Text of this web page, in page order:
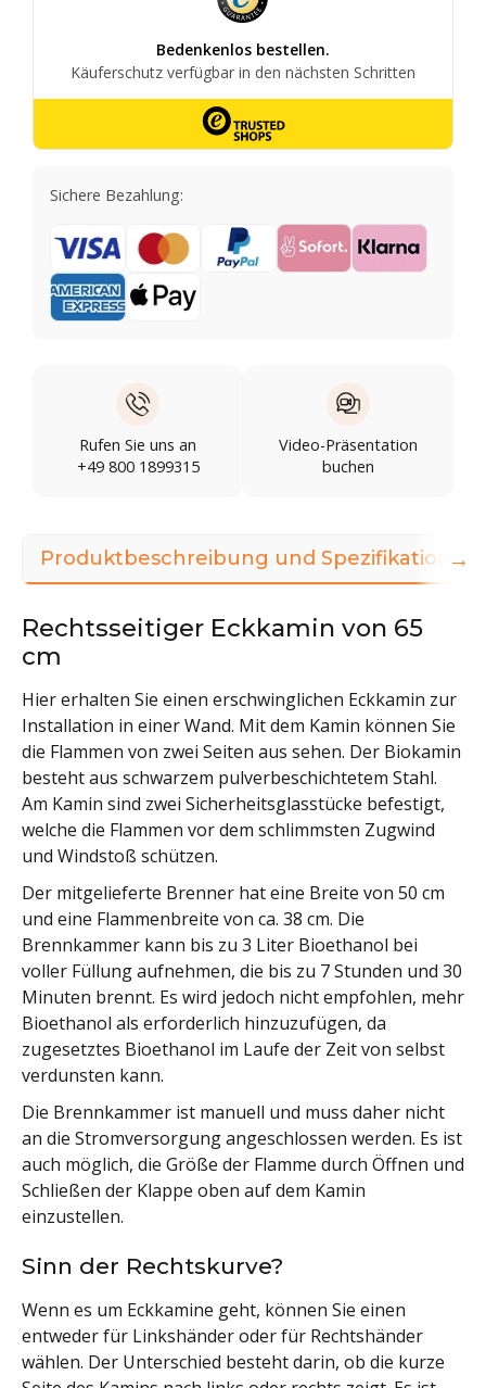
Sichere Bezahlung:
Rufen Sie uns an
+49 800 1899315
Video-Präsentation
buchen
Produktbeschreibung und Spezifikationen
Rechtsseitiger Eckkamin von 65
cm
Hier erhalten Sie einen erschwinglichen Eckkamin zur
Installation in einer Wand. Mit dem Kamin können Sie
die Flammen von zwei Seiten aus sehen. Der Biokamin
besteht aus schwarzem pulverbeschichtetem Stahl.
Am Kamin sind zwei Sicherheitsglasstücke befestigt,
welche die Flammen vor dem schlimmsten Zugwind
und Windstoß schützen.
Der mitgelieferte Brenner hat eine Breite von 50 cm
und eine Flammenbreite von ca. 38 cm. Die
Brennkammer kann bis zu 3 Liter Bioethanol bei
voller Füllung aufnehmen, die bis zu 7 Stunden und 30
Minuten brennt. Es wird jedoch nicht empfohlen, mehr
Bioethanol als erforderlich hinzuzufügen, da
zugesetztes Bioethanol im Laufe der Zeit von selbst
verdunsten kann.
Die Brennkammer ist manuell und muss daher nicht
an die Stromversorgung angeschlossen werden. Es ist
auch möglich, die Größe der Flamme durch Öffnen und
Schließen der Klappe oben auf dem Kamin
einzustellen.
Sinn der Rechtskurve?
Wenn es um Eckkamine geht, können Sie einen
entweder für Linkshänder oder für Rechtshänder
wählen. Der Unterschied besteht darin, ob die kurze
→